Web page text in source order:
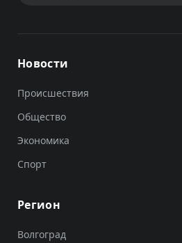
Новости
Происшествия
Общество
Экономика
Спорт
Регион
Волгоград